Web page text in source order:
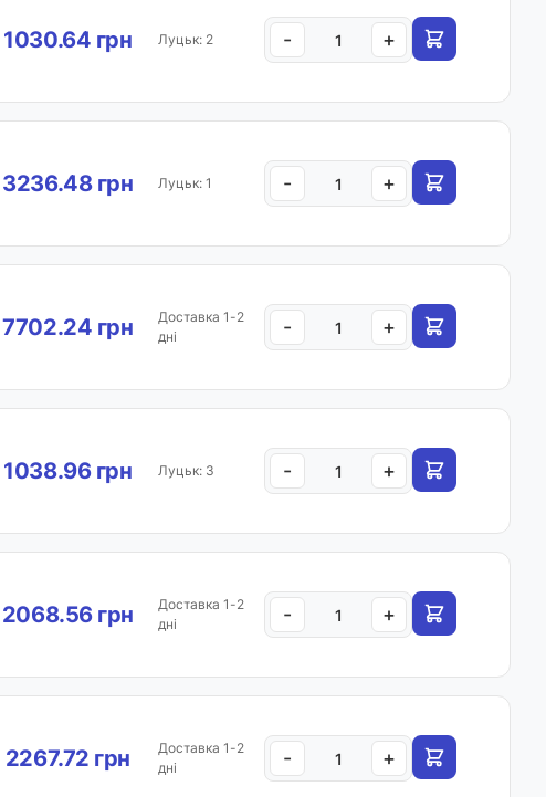
1030.64 грн Луцьк: 2 - +
3236.48 грн Луцьк: 1 - +
7702.24 грн
Доставка 1-2
дні
- +
1038.96 грн Луцьк: 3 - +
2068.56 грн
Доставка 1-2
дні
- +
2267.72 грн
Доставка 1-2
дні
- +